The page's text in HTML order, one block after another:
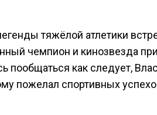
тяжёлой атлетики
чемпион и кинозвезда
пообщаться как следует,
пожелал спортивных